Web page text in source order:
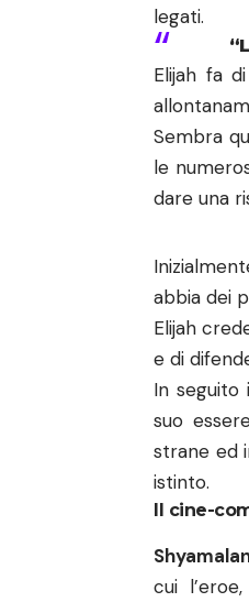
legati.
Elijah fa
Sembra
le
dare una
abbia dei
Elijah
e di
In seguito
suo
strane ed
istinto.
Il cine-
cui